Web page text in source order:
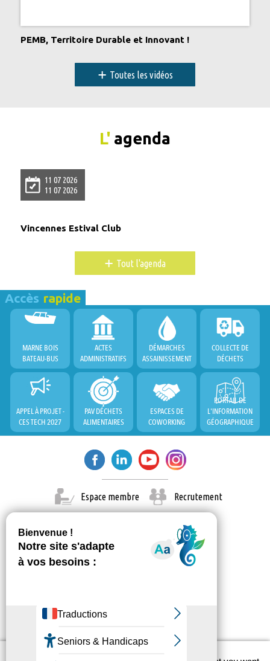
PEMB, Territoire Durable et Innovant !
+ Toutes les vidéos
L' agenda
11 07 2026
11 07 2026
Vincennes Estival Club
+ Tout l'agenda
Accès rapide
MARNE BOIS
BATEAU-BUS
ACTES
ADMINISTRATIFS
DÉMARCHES
ASSAINISSEMENT
COLLECTE DE
DÉCHETS
APPEL À PROJET -
CES TECH 2027
PAV DÉCHETS
ALIMENTAIRES
ESPACES DE
COWORKING
PORTAIL DE
L'INFORMATION
GÉOGRAPHIQUE
Espace membre Recrutement